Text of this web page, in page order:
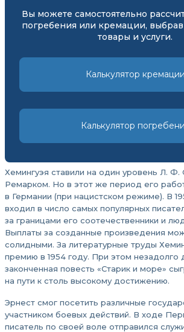
Вы можете самостоятельно
погребения или кремации,
товары и услуги.
Калькулятор кремации
Калькулятор
Хемингуэя ставили на один уровень Л.
Ремарком. Но в этот же период его
в Германии (при нацистском режиме). В
входил в число самых популярных
за границами его соотечественники и
Выплаты за созданные произведения
солидными. За литературные труды
премию в 1954 году. При этом незадолго
законченная повесть «Старик и море»
на пути к столь высокому достижению.
Эрнест смог посетить различные
участником боевых действий. В ходе
писатель по своей воле отправился